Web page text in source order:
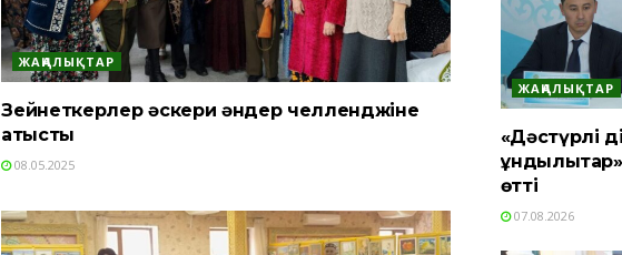
ЖАҢАЛЫҚТАР
Зейнеткерлер әскери әндер челленджіне
қатысты
08.05.2025
ЖАҢАЛЫҚТАР
«Дәстүрлі
өтті
07.08.2026